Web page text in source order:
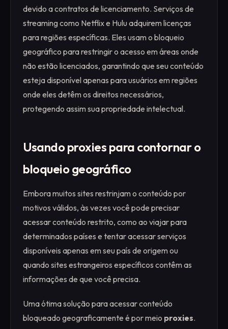
devido a contratos de licenciamento. Serviços de
streaming como Netflix e Hulu adquirem licenças
para regiões específicas. Eles usam o bloqueio
geográfico para restringir o acesso em áreas onde
não estão licenciados, garantindo que seu conteúdo
esteja disponível apenas para usuários em regiões
onde eles detêm os direitos necessários,
protegendo assim sua propriedade intelectual.
Usando proxies para contornar o
bloqueio geográfico
Embora muitos sites restrinjam o conteúdo por
motivos válidos, às vezes você pode precisar
acessar conteúdo restrito, como ao viajar para
determinados países e tentar acessar serviços
disponíveis apenas em seu país de origem ou
quando sites estrangeiros específicos contêm as
informações de que você precisa.
Uma ótima solução para acessar conteúdo
bloqueado geograficamente é por meio proxies.